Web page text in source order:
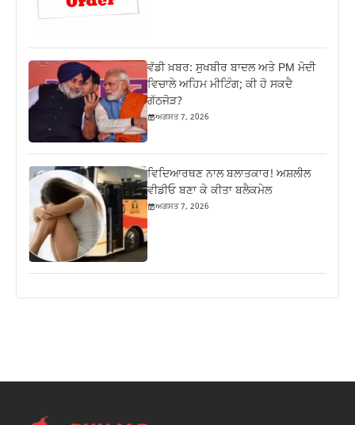
ਵੱਡੀ ਖ਼ਬਰ: ਸੁਖਬੀਰ ਬਾਦਲ ਅਤੇ PM ਮੋਦੀ
ਵਿਚਾਲੇ ਅਹਿਮ ਮੀਟਿੰਗ; ਕੀ ਹੋ ਸਕਦੈ
ਗੱਠਜੋੜ?
ਅਗਸਤ 7, 2026
ਵਿਦਿਆਰਥਣ ਨਾਲ ਬਲਾਤਕਾਰ! ਅਸ਼ਲੀਲ
ਵੀਡੀਓ ਬਣਾ ਕੇ ਕੀਤਾ ਬਲੈਕਮੇਲ
ਅਗਸਤ 7, 2026